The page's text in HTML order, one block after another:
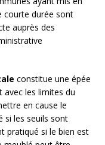
courte durée sont
auprès des
constitue une épée
avec les limites du
en cause le
si les seuils sont
pratiqué si le bien est